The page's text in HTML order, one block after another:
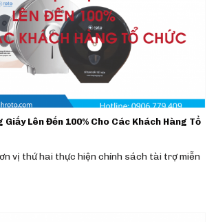
Giấy Lên Đến 100% Cho Các Khách Hàng Tổ
vị thứ hai thực hiện chính sách tài trợ miễn